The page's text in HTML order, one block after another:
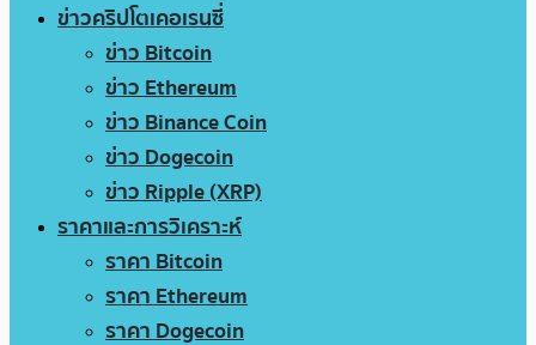
ข่าวคริปโตเคอเรนซี่
ข่าว Bitcoin
ข่าว Ethereum
ข่าว Binance Coin
ข่าว Dogecoin
ข่าว Ripple (XRP)
ราคาและการวิเคราะห์
ราคา Bitcoin
ราคา Ethereum
ราคา Dogecoin